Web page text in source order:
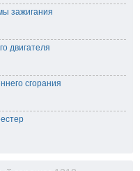
зажигания
двигателя
сгорания